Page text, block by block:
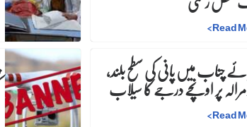
Read
>
چناب میں پانی کی سطح بلند،
پر اونچے درجے کا سیلاب
Read
>